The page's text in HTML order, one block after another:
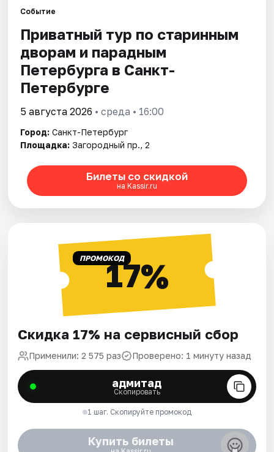
Города
Площадки
Артисты
Рейтинги
Событие
Приватный тур по старинным
дворам и парадным
Петербурга в Санкт-
Петербурге
5 августа 2026 • среда • 16:00
Город: Санкт-Петербург
Площадка: Загородный пр., 2
Билеты со скидкой
на Kassir.ru
ПРОМОКОД17%
Скидка 17% на сервисный сбор
Применили: 2 575 раз Проверено: 1 минуту назад
адмитад
Скопировать
1 шаг. Скопируйте промокод
Купить билеты